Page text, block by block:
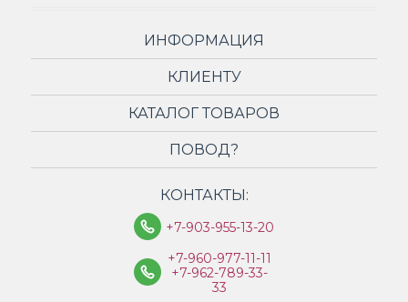
ИНФОРМАЦИЯ
КЛИЕНТУ
КАТАЛОГ ТОВАРОВ
ПОВОД?
КОНТАКТЫ:
+7-903-955-13-20
+7-960-977-11-11
+7-962-789-33-
33